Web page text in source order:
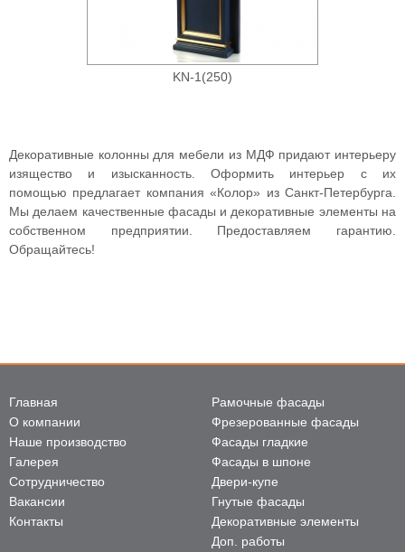
KN-1(250)
Декоративные колонны для мебели из МДФ придают интерьеру
изящество и изысканность. Оформить интерьер с их
помощью предлагает компания «Колор» из Санкт-Петербурга.
Мы делаем качественные фасады и декоративные элементы на
собственном предприятии. Предоставляем гарантию.
Обращайтесь!
Главная
О компании
Наше производство
Галерея
Сотрудничество
Вакансии
Контакты
Рамочные фасады
Фрезерованные фасады
Фасады гладкие
Фасады в шпоне
Двери-купе
Гнутые фасады
Декоративные элементы
Доп. работы